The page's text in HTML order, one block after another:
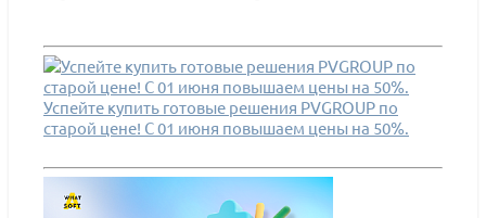
ПОДРОБНЕЕ
Успейте купить готовые решения PVGROUP по
старой цене! С 01 июня повышаем цены на 50%.